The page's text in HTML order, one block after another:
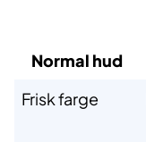
Normal hud
Frisk farge